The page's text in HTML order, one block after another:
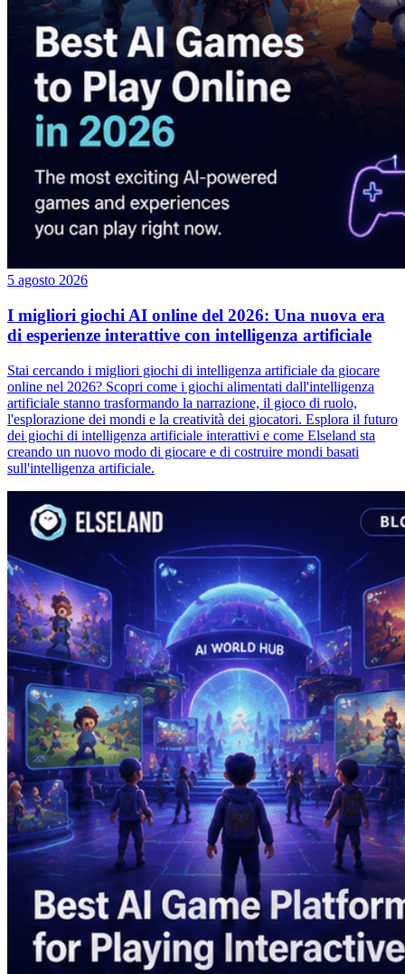
5 agosto 2026
I migliori giochi AI online del 2026: Una nuova era
di esperienze interattive con intelligenza artificiale
Stai cercando i migliori giochi di intelligenza artificiale da giocare
online nel 2026? Scopri come i giochi alimentati dall'intelligenza
artificiale stanno trasformando la narrazione, il gioco di ruolo,
l'esplorazione dei mondi e la creatività dei giocatori. Esplora il futuro
dei giochi di intelligenza artificiale interattivi e come Elseland sta
creando un nuovo modo di giocare e di costruire mondi basati
sull'intelligenza artificiale.